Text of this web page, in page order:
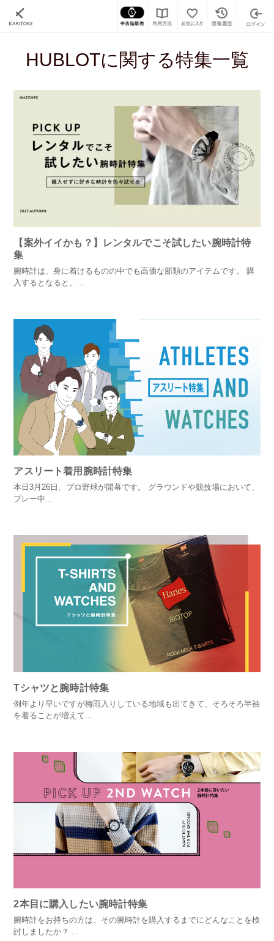
カリトケ
HUBLOTに関する特集一覧
【案外イイかも？】レンタルでこそ試したい腕時計特
集
腕時計は、身に着けるものの中でも高価な部類のアイテムです。 購
入するとなると、...
アスリート着用腕時計特集
本日3月26日、プロ野球が開幕です。 グラウンドや競技場において、
プレー中...
Tシャツと腕時計特集
例年より早いですが梅雨入りしている地域も出てきて、そろそろ半袖
を着ることが増えて...
2本目に購入したい腕時計特集
腕時計をお持ちの方は、その腕時計を購入するまでにどんなことを検
討しましたか？ ...